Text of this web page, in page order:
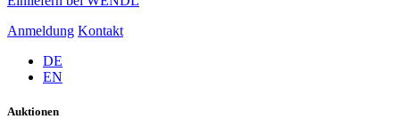
Anmeldung Kontakt
DE
EN
Auktionen